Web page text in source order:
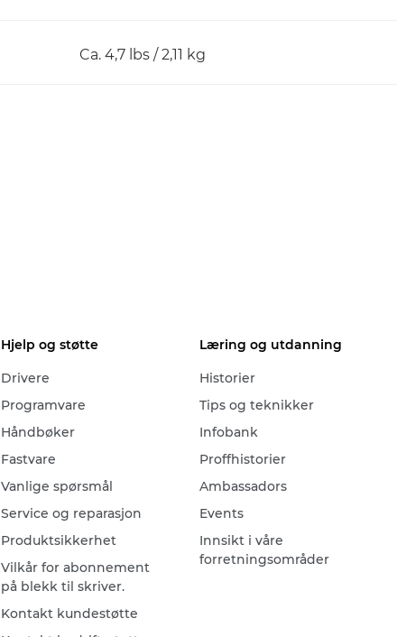
Ca. 4,7 lbs / 2,11 kg
Hjelp og støtte
Drivere
Programvare
Håndbøker
Fastvare
Vanlige spørsmål
Service og reparasjon
Produktsikkerhet
Vilkår for abonnement
på blekk til skriver.
Kontakt kundestøtte
Læring og utdanning
Historier
Tips og teknikker
Infobank
Proffhistorier
Ambassadors
Events
Innsikt i våre
forretningsområder